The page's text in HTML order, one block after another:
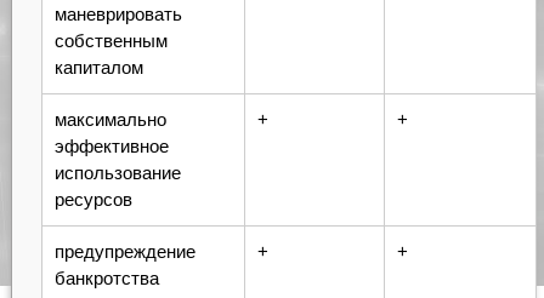
маневрировать
собственным
капиталом
максимально
эффективное
использование
ресурсов
+ +
предупреждение
банкротства
+ +